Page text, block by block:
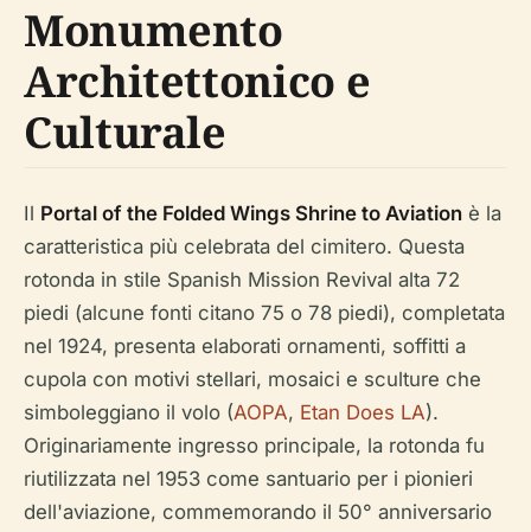
Monumento
Architettonico e
Culturale
Il Portal of the Folded Wings Shrine to Aviation è la
caratteristica più celebrata del cimitero. Questa
rotonda in stile Spanish Mission Revival alta 72
piedi (alcune fonti citano 75 o 78 piedi), completata
nel 1924, presenta elaborati ornamenti, soffitti a
cupola con motivi stellari, mosaici e sculture che
simboleggiano il volo (AOPA, Etan Does LA).
Originariamente ingresso principale, la rotonda fu
riutilizzata nel 1953 come santuario per i pionieri
dell'aviazione, commemorando il 50° anniversario